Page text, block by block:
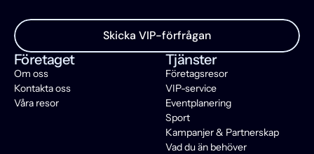
Engemensamupplevelse.
Skicka VIP-förfrågan
Företaget
Om oss
Kontakta oss
Våra resor
Tjänster
Företagsresor
VIP-service
Eventplanering
Sport
Kampanjer & Partnerskap
Vad du än behöver